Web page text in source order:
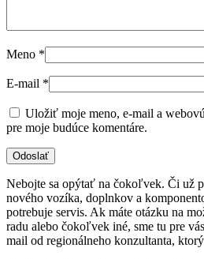
Meno *
E-mail *
Uložiť moje meno, e-mail a
pre moje budúce komentáre.
Nebojte sa opýtať na čokoľvek. Či už
nového vozíka, doplnkov a
potrebuje servis. Ak máte otázku na
radu alebo čokoľvek iné, sme tu pre
mail od regionálneho konzultanta,